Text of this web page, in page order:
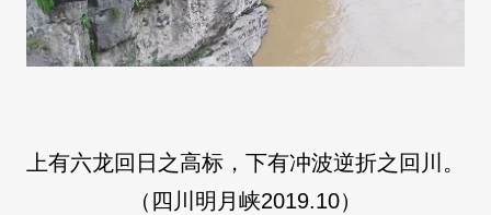
上有六龙回日之高标，下有冲波逆折之回川。
（四川明月峡2019.10）